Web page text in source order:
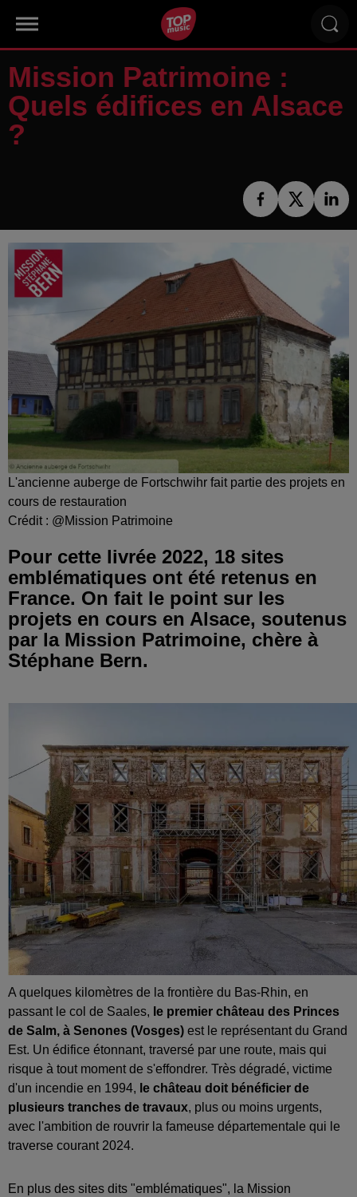
Mission Patrimoine :
Quels édifices en Alsace
?
L'ancienne auberge de Fortschwihr fait partie des projets en
cours de restauration
Crédit : @Mission Patrimoine
Pour cette livrée 2022, 18 sites
emblématiques ont été retenus en
France. On fait le point sur les
projets en cours en Alsace, soutenus
par la Mission Patrimoine, chère à
Stéphane Bern.
A quelques kilomètres de la frontière du Bas-Rhin, en
passant le col de Saales, le premier château des Princes
de Salm, à Senones (Vosges) est le représentant du Grand
Est. Un édifice étonnant, traversé par une route, mais qui
risque à tout moment de s'effondrer. Très dégradé, victime
d'un incendie en 1994, le château doit bénéficier de
plusieurs tranches de travaux, plus ou moins urgents,
avec l'ambition de rouvrir la fameuse départementale qui le
traverse courant 2024.
En plus des sites dits "emblématiques", la Mission